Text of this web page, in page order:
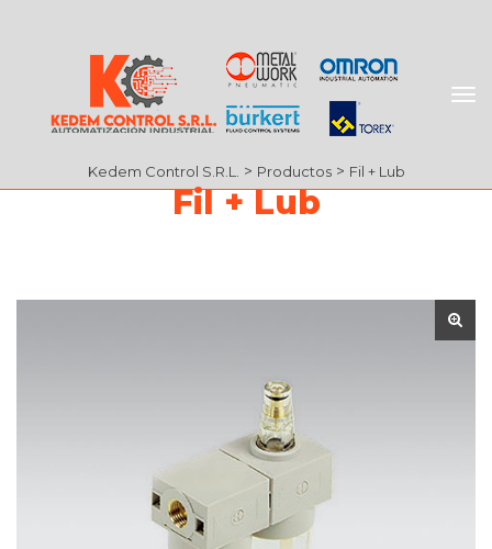
Kedem Control S.R.L. > Producto > Fil + Lub
Fil + Lub